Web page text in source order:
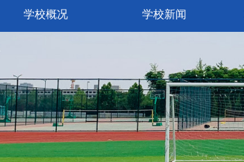
学校概况 学校新闻